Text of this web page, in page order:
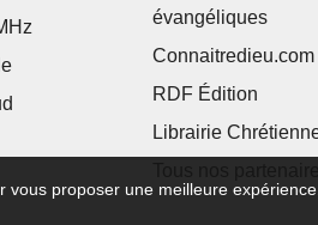
évangéliques
Connaitredieu.com
RDF Édition
Librairie
proposer une meilleure